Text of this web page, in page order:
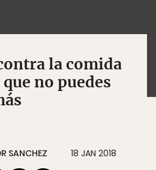
la comida
no puedes
SANCHEZ 18 JAN 2018